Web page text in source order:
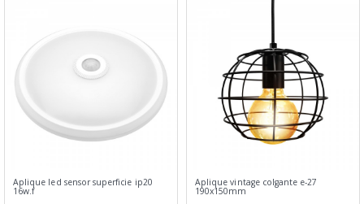
Aplique led sensor superficie ip20
16w.f
Aplique vintage colgante e-27
190x150mm